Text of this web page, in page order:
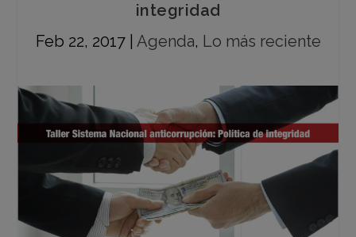
integridad
Feb 22, 2017| Agenda, Lo más reciente